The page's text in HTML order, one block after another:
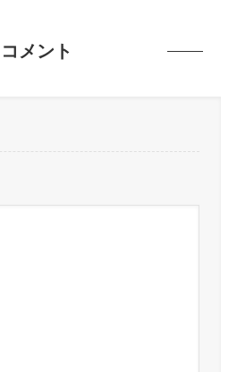
コメント